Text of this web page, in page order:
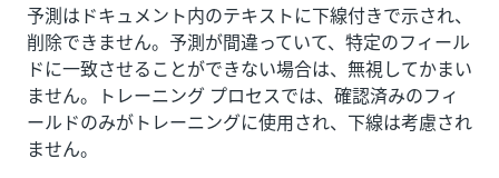
予測はドキュメント内のテキストに下線付きで示され、
削除できません。予測が間違っていて、特定のフィール
ドに一致させることができない場合は、無視してかまい
ません。トレーニング プロセスでは、確認済みのフィ
ールドのみがトレーニングに使用され、下線は考慮され
ません。